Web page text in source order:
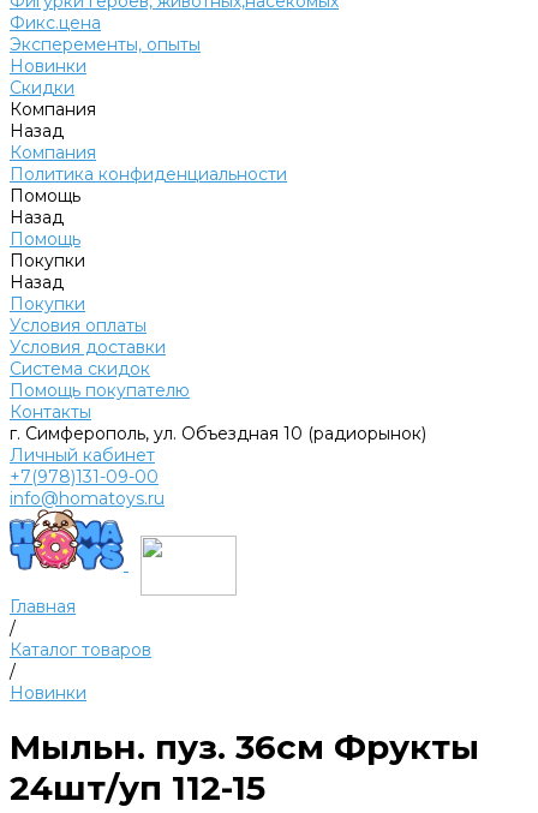
Фикс.цена
Эксперементы, опыты
Новинки
Скидки
Компания
Назад
Компания
Политика конфиденциальности
Помощь
Назад
Помощь
Покупки
Назад
Покупки
Условия оплаты
Условия доставки
Система скидок
Помощь покупателю
Контакты
г. Симферополь, ул. Объездная 10 (радиорынок)
Личный кабинет
+7(978)131-09-00
info@homatoys.ru
Главная
/
Каталог товаров
/
Новинки
Мыльн. пуз. 36см Фрукты
24шт/уп 112-15